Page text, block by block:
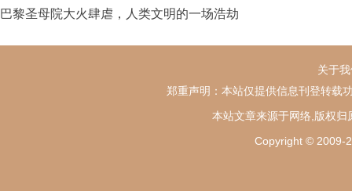
巴黎圣母院大火肆虐，人类文明的一场浩劫
关于
郑重声明：本站仅提供信息刊登转载
本站文章来源于网络,版权
Copyright © 2009-